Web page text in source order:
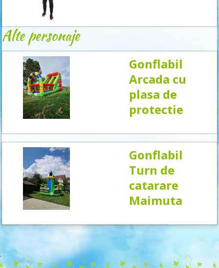
Alte personaje
Gonflabil
Arcada cu
plasa de
protectie
Gonflabil
Turn de
catarare
Maimuta